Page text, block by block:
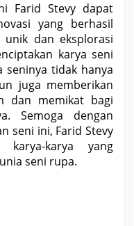
Farid Stevy dapat
yang berhasil
unik dan eksplorasi
karya seni
seninya tidak hanya
juga memberikan
dan memikat bagi
Semoga dengan
seni ini, Farid Stevy
karya yang
seni rupa.